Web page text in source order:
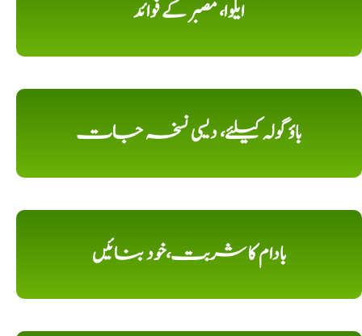
ایلوا، مصبر کے فوائد
باؤ گولہ کیلئے، دیسی نسخہ جات
بادام کا شربت،خود بنائیں